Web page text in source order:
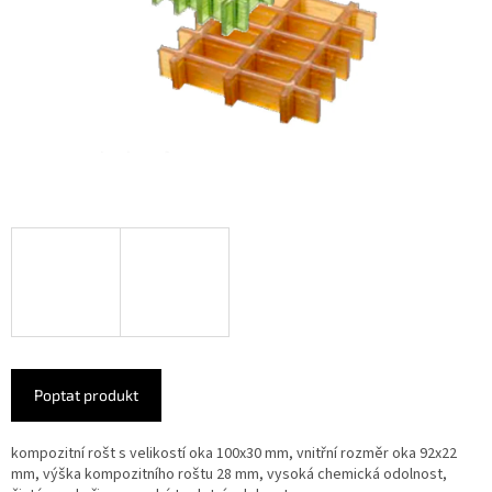
Poptat produkt
kompozitní rošt s velikostí oka 100x30 mm, vnitřní rozměr oka 92x22
mm, výška kompozitního roštu 28 mm, vysoká chemická odolnost,